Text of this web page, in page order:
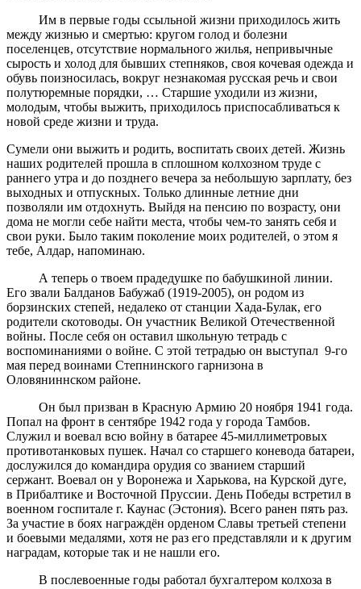
Им в первые годы ссыльной жизни приходилось жить
между жизнью и смертью: кругом голод и болезни
поселенцев, отсутствие нормального жилья, непривычные
сырость и холод для бывших степняков, своя кочевая одежда и
обувь поизносилась, вокруг незнакомая русская речь и свои
полутюремные порядки, … Старшие уходили из жизни,
молодым, чтобы выжить, приходилось приспосабливаться к
новой среде жизни и труда.
Сумели они выжить и родить, воспитать своих детей. Жизнь
наших родителей прошла в сплошном колхозном труде с
раннего утра и до позднего вечера за небольшую зарплату, без
выходных и отпускных. Только длинные летние дни
позволяли им отдохнуть. Выйдя на пенсию по возрасту, они
дома не могли себе найти места, чтобы чем-то занять себя и
свои руки. Было таким поколение моих родителей, о этом я
тебе, Алдар, напоминаю.
А теперь о твоем прадедушке по бабушкиной линии.
Его звали Балданов Бабужаб (1919-2005), он родом из
борзинских степей, недалеко от станции Хада-Булак, его
родители скотоводы. Он участник Великой Отечественной
войны. После себя он оставил школьную тетрадь с
воспоминаниями о войне. С этой тетрадью он выступал 9-го
мая перед воинами Степнинского гарнизона в
Оловяниннском районе.
Он был призван в Красную Армию 20 ноября 1941 года.
Попал на фронт в сентябре 1942 года у города Тамбов.
Служил и воевал всю войну в батарее 45-миллиметровых
противотанковых пушек. Начал со старшего коневода батареи,
дослужился до командира орудия со званием старший
сержант. Воевал он у Воронежа и Харькова, на Курской дуге,
в Прибалтике и Восточной Пруссии. День Победы встретил в
военном госпитале г. Каунас (Эстония). Всего ранен пять раз.
За участие в боях награждён орденом Славы третьей степени
и боевыми медалями, хотя не раз его представляли и к другим
наградам, которые так и не нашли его.
В послевоенные годы работал бухгалтером колхоза в